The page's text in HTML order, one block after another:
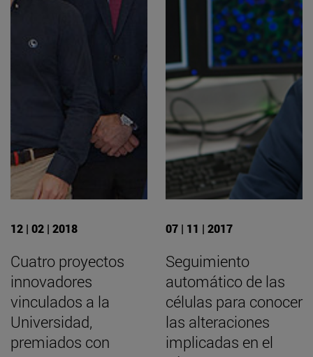
12 | 02 | 2018
Cuatro proyectos
innovadores
vinculados a la
Universidad,
premiados con
07 | 11 | 2017
Seguimiento
automático de las
células para conocer
las alteraciones
implicadas en el